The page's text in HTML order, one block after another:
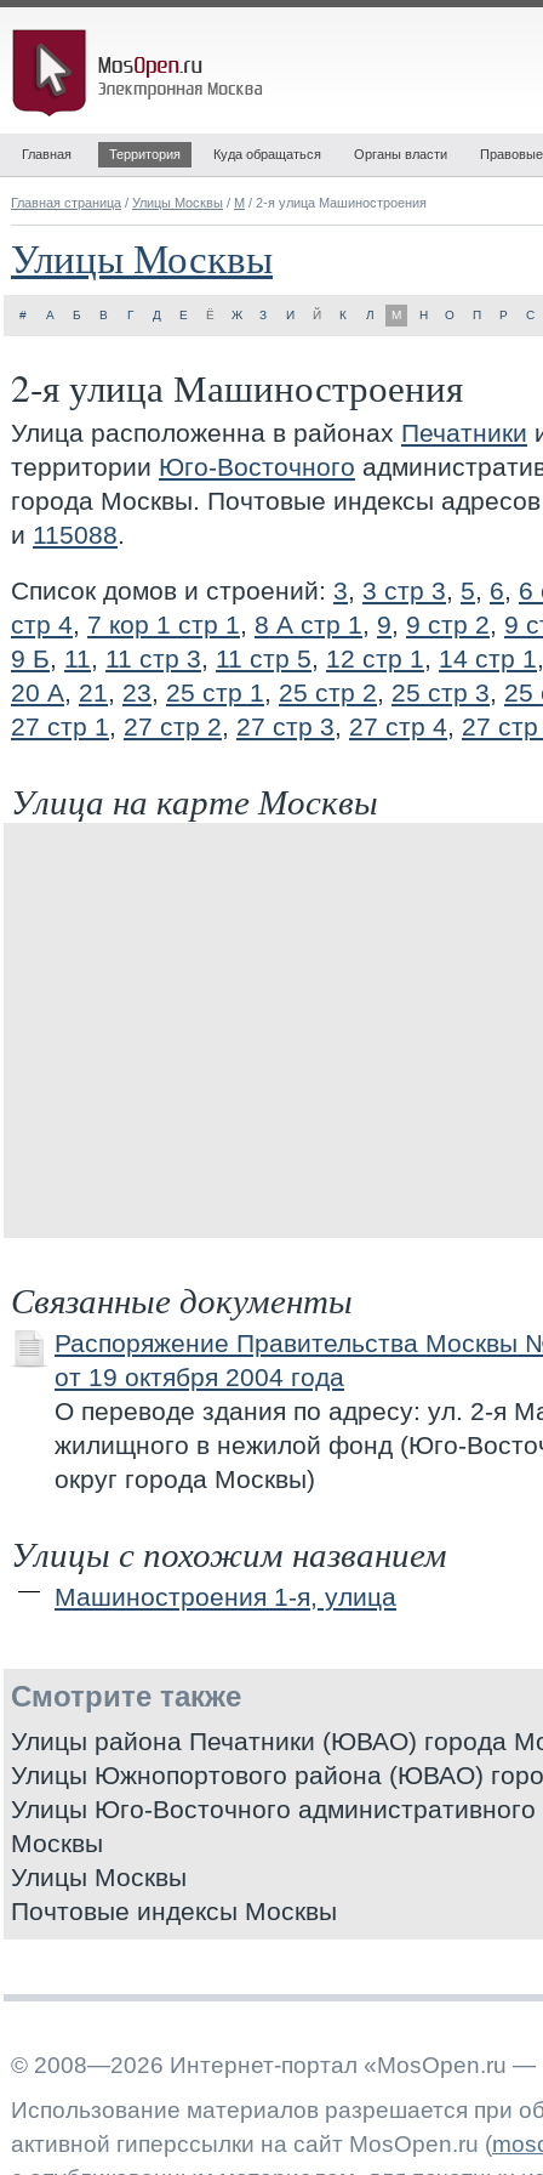
Главная Территория Куда обращаться Органы власти
Главная страница / Улицы Москвы / М / 2-я улица Машиностроения
Улицы Москвы
# А Б В Г Д Е Ё Ж З И Й К Л М Н О П Р С
2-я улица Машиностроения
Улица расположенна в районах Печатники
территории Юго-Восточного
города Москвы. Почтовыe индексы
и 115088.
Список домов и строений: 3, 3 стр 3, 5, 6, 6
стр 4, 7 кор 1 стр 1, 8 А стр 1, 9, 9 стр 2, 9
9 Б, 11, 11 стр 3, 11 стр 5, 12 стр 1, 14 стр 1
20 А, 21, 23, 25 стр 1, 25 стр 2, 25 стр 3, 25
27 стр 1, 27 стр 2, 27 стр 3, 27 стр 4, 27
Улица на карте Москвы
Связанные документы
Распоряжение Правительства Москвы
от 19 октября 2004 года
О переводе здания по адресу: ул. 2-я
жилищного в нежилой фонд (Юго-
округ города Москвы)
Улицы с похожим названием
Машиностроения 1-я, улица
Смотрите также
Улицы района Печатники (ЮВАО) города
Улицы Южнопортового района (ЮВАО)
Улицы Юго-Восточного
Москвы
Улицы Москвы
Почтовые индексы Москвы
© 2008—2026 Интернет-портал «MosOpen.ru —
Использование материалов разрешается при
активной гиперссылки на сайт MosOpen.ru (